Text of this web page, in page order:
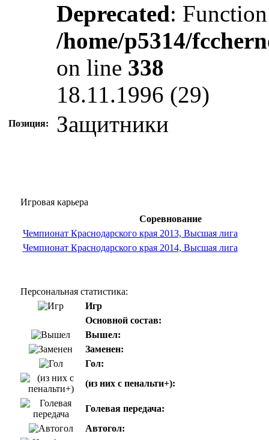
Deprecated:
/home/p5314/
on line 338
18.11.1996 (29)
Позиция: Защитники
Игровая карьера
Соревнование
Чемпионат Краснодарского края 2013, Высшая лига
Чемпионат Краснодарского края 2014, Высшая лига
Персональная статистика:
Игр
Основной состав:
Вышел:
Заменен:
Гол:
(из них с пенальти+):
Голевая передача:
Автогол: